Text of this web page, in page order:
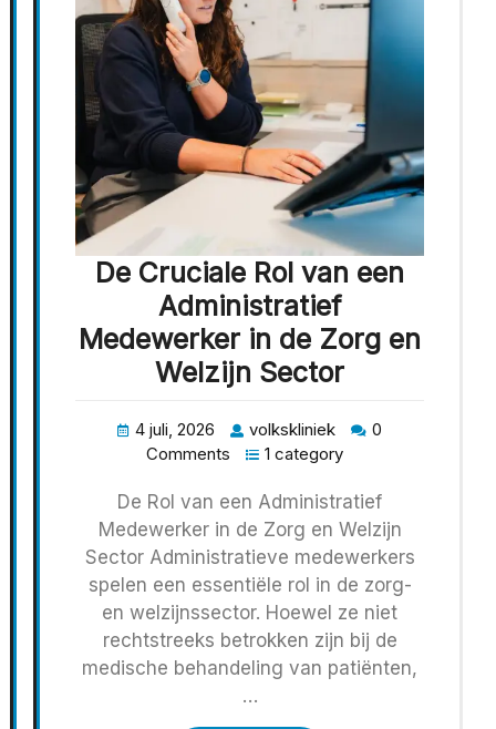
De Cruciale Rol van een
Administratief
Medewerker in de Zorg en
Welzijn Sector
4 juli, 2026 volkskliniek
0
Comments
1 category
De Rol van een Administratief
Medewerker in de Zorg en Welzijn
Sector Administratieve medewerkers
spelen een essentiële rol in de zorg-
en welzijnssector. Hoewel ze niet
rechtstreeks betrokken zijn bij de
medische behandeling van patiënten,
…